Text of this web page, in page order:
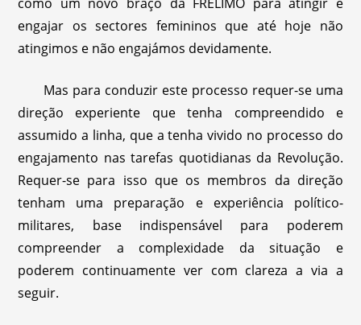
engajar os sectores femininos que até hoje não
atingimos e não engajámos devidamente.
Mas para conduzir este processo requer-se uma
direção experiente que tenha compreendido e
assumido a linha, que a tenha vivido no processo do
engajamento nas tarefas quotidianas da Revolução.
Requer-se para isso que os membros da direção
tenham uma preparação e experiência político-
militares, base indispensável para poderem
compreender a complexidade da situação e
poderem continuamente ver com clareza a via a
seguir.